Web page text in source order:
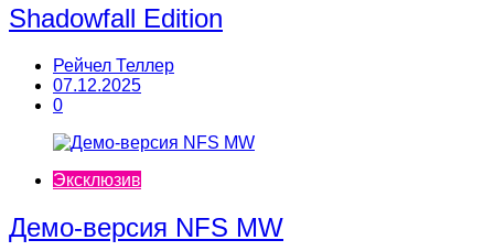
Shadowfall Edition
Рейчел Теллер
07.12.2025
0
Эксклюзив
Демо-версия NFS MW